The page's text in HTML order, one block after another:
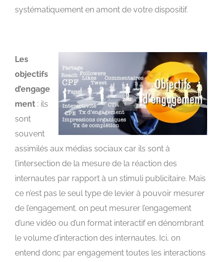
systématiquement en amont de votre dispositif.
Les
objectifs
d’engage
ment : ils
sont
souvent
assimilés aux médias sociaux car ils sont à
l’intersection de la mesure de la réaction des
internautes par rapport à un stimuli publicitaire. Mais
ce n’est pas le seul type de levier à pouvoir mesurer
de l’engagement. on peut mesurer l’engagement
d’une vidéo ou d’un format interactif en dénombrant
le volume d’interaction des internautes. Ici, on
entend donc par engagement toutes les interactions